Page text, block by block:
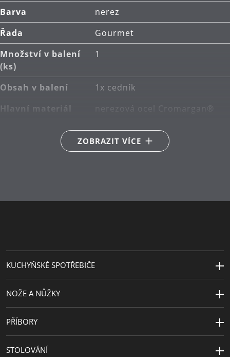
Barva
nerez
Řada
Gourmet
Množství v balení
(ks)
1
Obsah v balení
1x cedník
Hlavní materiál
nerezová ocel Cromargan®
Péče o výrobky
lze mýt v myčce
ZOBRAZIT VÍCE
KUCHYŇSKÉ SPOTŘEBIČE
NOŽE A NŮŽKY
PŘÍBORY
STOLOVÁNÍ